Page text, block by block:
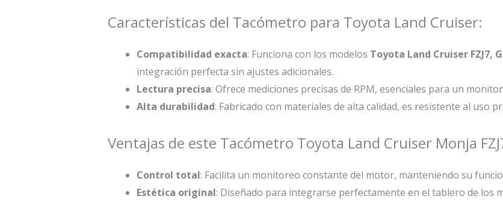
Características del Tacómetro para Toyota Land Cruiser:
Compatibilidad exacta: Funciona con los modelos Toyota Land Cruiser FZJ7,
integración perfecta sin ajustes adicionales.
Lectura precisa: Ofrece mediciones precisas de RPM, esenciales para un
Alta durabilidad: Fabricado con materiales de alta calidad, es resistente al uso
Ventajas de este Tacómetro Toyota Land Cruiser Monja
Control total: Facilita un monitoreo constante del motor, manteniendo su
Estética original: Diseñado para integrarse perfectamente en el tablero de los